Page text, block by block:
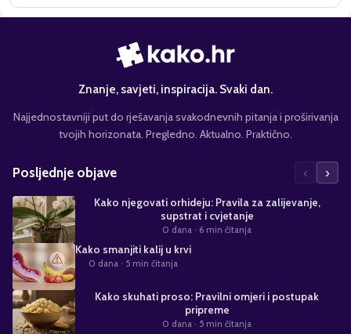
Znanje, savjeti, inspiracija. Svaki dan.
Najjednostavniji put do rješavanja svakodnevnih pitanja i proširivanja
tvojih horizonata. Pregledno. Aktualno. Praktično.
Posljednje objave ‹ ›
Kako njegovati orhideju: Pravila za zalijevanje,
supstrat i cvjetanje
0 dana · 6 min čitanja
Kako smanjiti kalij u krvi
0 dana · 5 min čitanja
Kako skuhati proso: Pravilni omjeri i postupak
pripreme
0 dana · 5 min čitanja